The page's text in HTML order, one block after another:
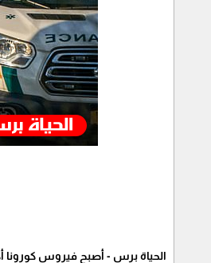
الحياة برس - أصبح فيروس كورونا